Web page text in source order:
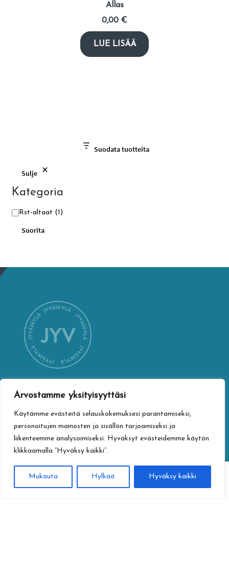
Arvostamme yksityisyyttäsi
Käytämme evästeitä selauskokemuksesi parantamiseksi,
personoitujen mainosten ja sisällön tarjoamiseksi ja
liikenteemme analysoimiseksi. Hyväksyt evästeidemme käytön
klikkaamalla ”Hyväksy kaikki”.
Mukauta Hylkää Hyväksy kaikki
Allas
0,00 €
LUE LISÄÄ
Suodata tuotteita
Sulje
Kategoria
Kategoria
Rst-altaat (1)
Suorita
YHTEYSTIEDOT
Jyväskylän kaupungin verkkokauppa
Vapaudenkatu 32
40100 Jyväskylä
jyvaskylan.verkkokauppa@jyvaskyla.fi
TIETOTURVA
Etsi:
Haku
0